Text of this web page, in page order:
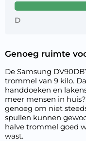
D
Genoeg ruimte
De Samsung
trommel van 9 kilo.
handdoeken en
meer mensen in
genoeg om niet
spullen kunnen
halve trommel goed
wast.